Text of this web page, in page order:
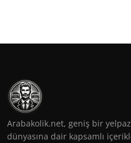
Arabakolik.net, geniş bir
dünyasına dair kapsamlı